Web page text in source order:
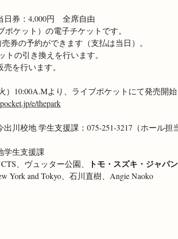
日券：4,000円　全席自由
ケット）の電子チケットです。
券の予約ができます（支払は当日）。
の引き換えを行います。
を行います。
）10:00A.Mより、ライブポケットにて発売開始
e/thepark
川校地 学生支援課：075-251-3217（ホール担
学生支援課
、ヴュッター公園、
トモ・スズキ・ジャパン
York and Tokyo、石川直樹、Angie Naoko